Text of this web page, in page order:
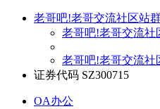
老哥吧!老哥交流社区站
老哥吧!老哥交流社
老哥吧!老哥交流社
证券代码 SZ300715
OA办公